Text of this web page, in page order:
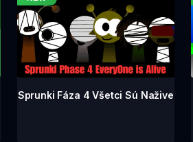
Sprunki Fáza 4 Všetci Sú Nažive